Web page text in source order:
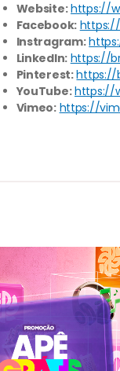
Website:https://
Facebook:
Instragram:
LinkedIn: https://
Pinterest:https://
YouTube:https://
Vimeo: https://